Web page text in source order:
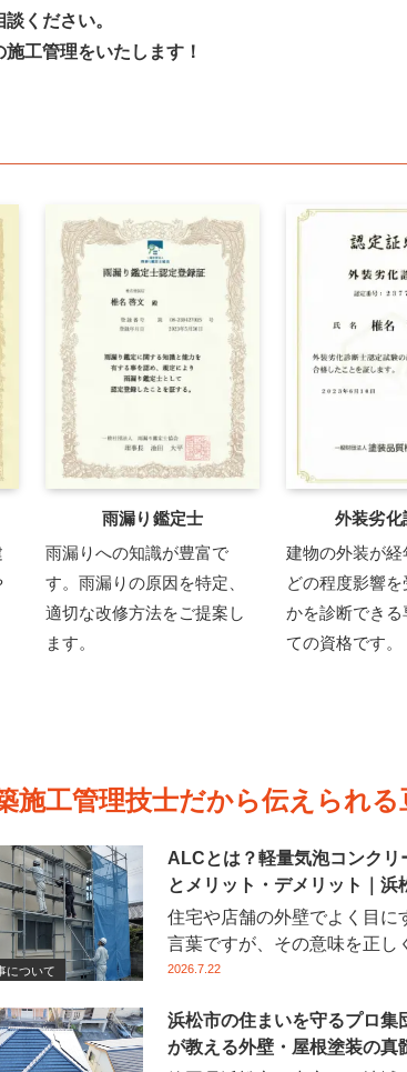
ください。
工管理をいたします！
雨漏り鑑定士
雨漏りへの知識が豊富で
す。雨漏りの原因を特定、
適切な改修方法をご提案し
ます。
外装劣化
建物の外装が経
どの程度影響を
かを診断できる
ての資格です。
施工管理技士だから伝えられる
について
ALCとは？軽量気泡コンクリ
とメリット・デメリット｜浜
住宅や店舗の外壁でよく目に
言葉ですが、その意味を正し
2026.7.22
浜松市の住まいを守るプロ集
が教える外壁・屋根塗装の真